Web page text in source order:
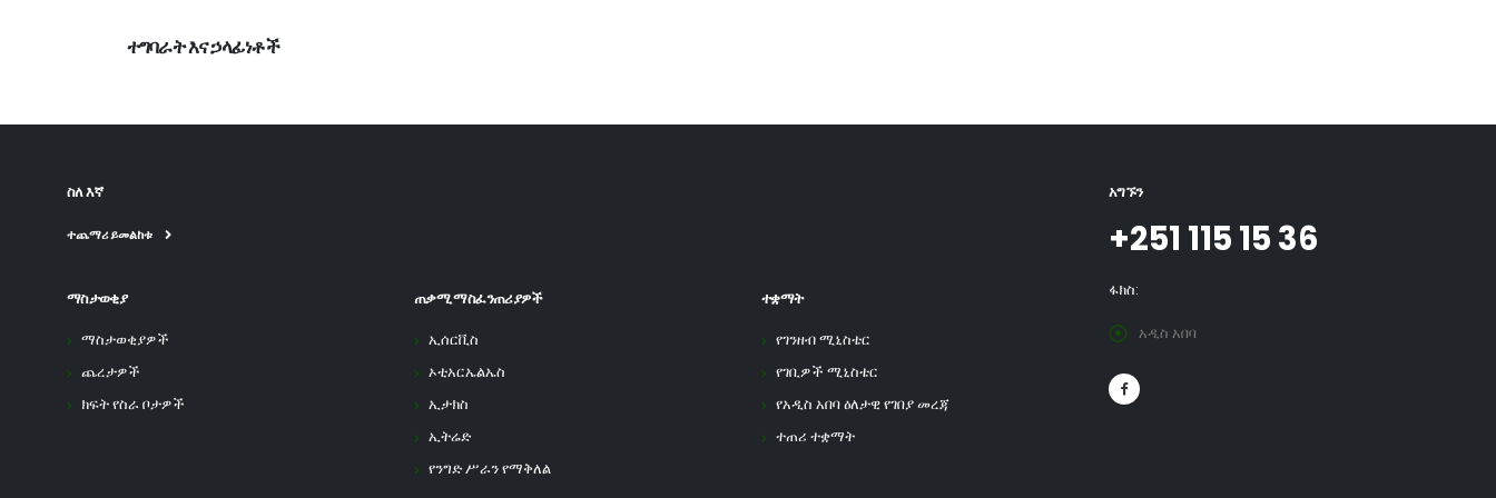
ተግባራት እና ኃላፊነቶች
ስለ እኛ
ተጨማሪ ይመልከቱ
ማስታወቂያ
ማስታወቂያዎች
ጨረታዎች
ክፍት የስራ ቦታዎች
ጠቃሚ ማስፈንጠሪያዎች
ኢሰርቪስ
ኦቲአርኤልኤስ
ኢታክስ
ኢትሬድ
የንግድ ሥራን የማቅለል
ተቋማት
የገንዘብ ሚኒስቴር
የገቢዎች ሚኒስቴር
የአዲስ አበባ ዕለታዊ የገበያ መረጃ
ተጠሪ ተቋማት
አግኙን
+251 115 15 36
ፋክስ:
አዲስ አበባ